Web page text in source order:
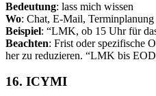
Bedeutung: lass mich wissen
Wo: Chat, E-Mail, Terminplanung
Beispiel: “LMK, ob 15 Uhr für
Beachten: Frist oder spezifische
her zu reduzieren. “LMK bis
16. ICYMI